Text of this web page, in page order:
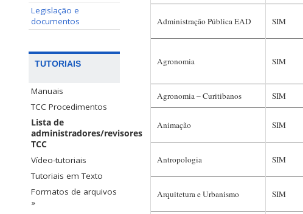
Legislação e
documentos
TUTORIAIS
Manuais
TCC Procedimentos
Lista de
administradores/revisores
TCC
Vídeo-tutoriais
Tutoriais em Texto
Formatos de arquivos
»
Administração Pública EAD SIM
Agronomia SIM
Agronomia – Curitibanos SIM
Animação SIM
Antropologia SIM
Arquitetura e Urbanismo SIM